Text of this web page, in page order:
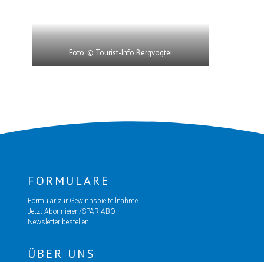
Foto: © Tourist-Info Bergvogtei
FORMULARE
Formular zur Gewinnspielteilnahme
Jetzt Abonnieren/SPAR-ABO
Newsletter bestellen
ÜBER UNS